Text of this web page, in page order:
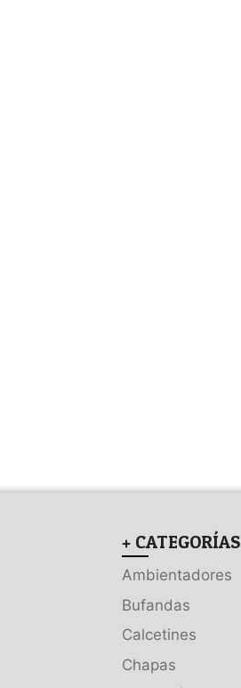
+ CATEGORÍAS
Ambientadores
Bufandas
Calcetines
Chapas